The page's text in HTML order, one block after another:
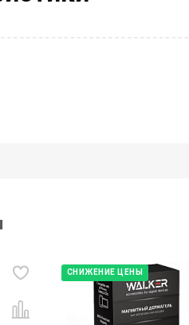
СНИЖЕНИЕ ЦЕНЫ